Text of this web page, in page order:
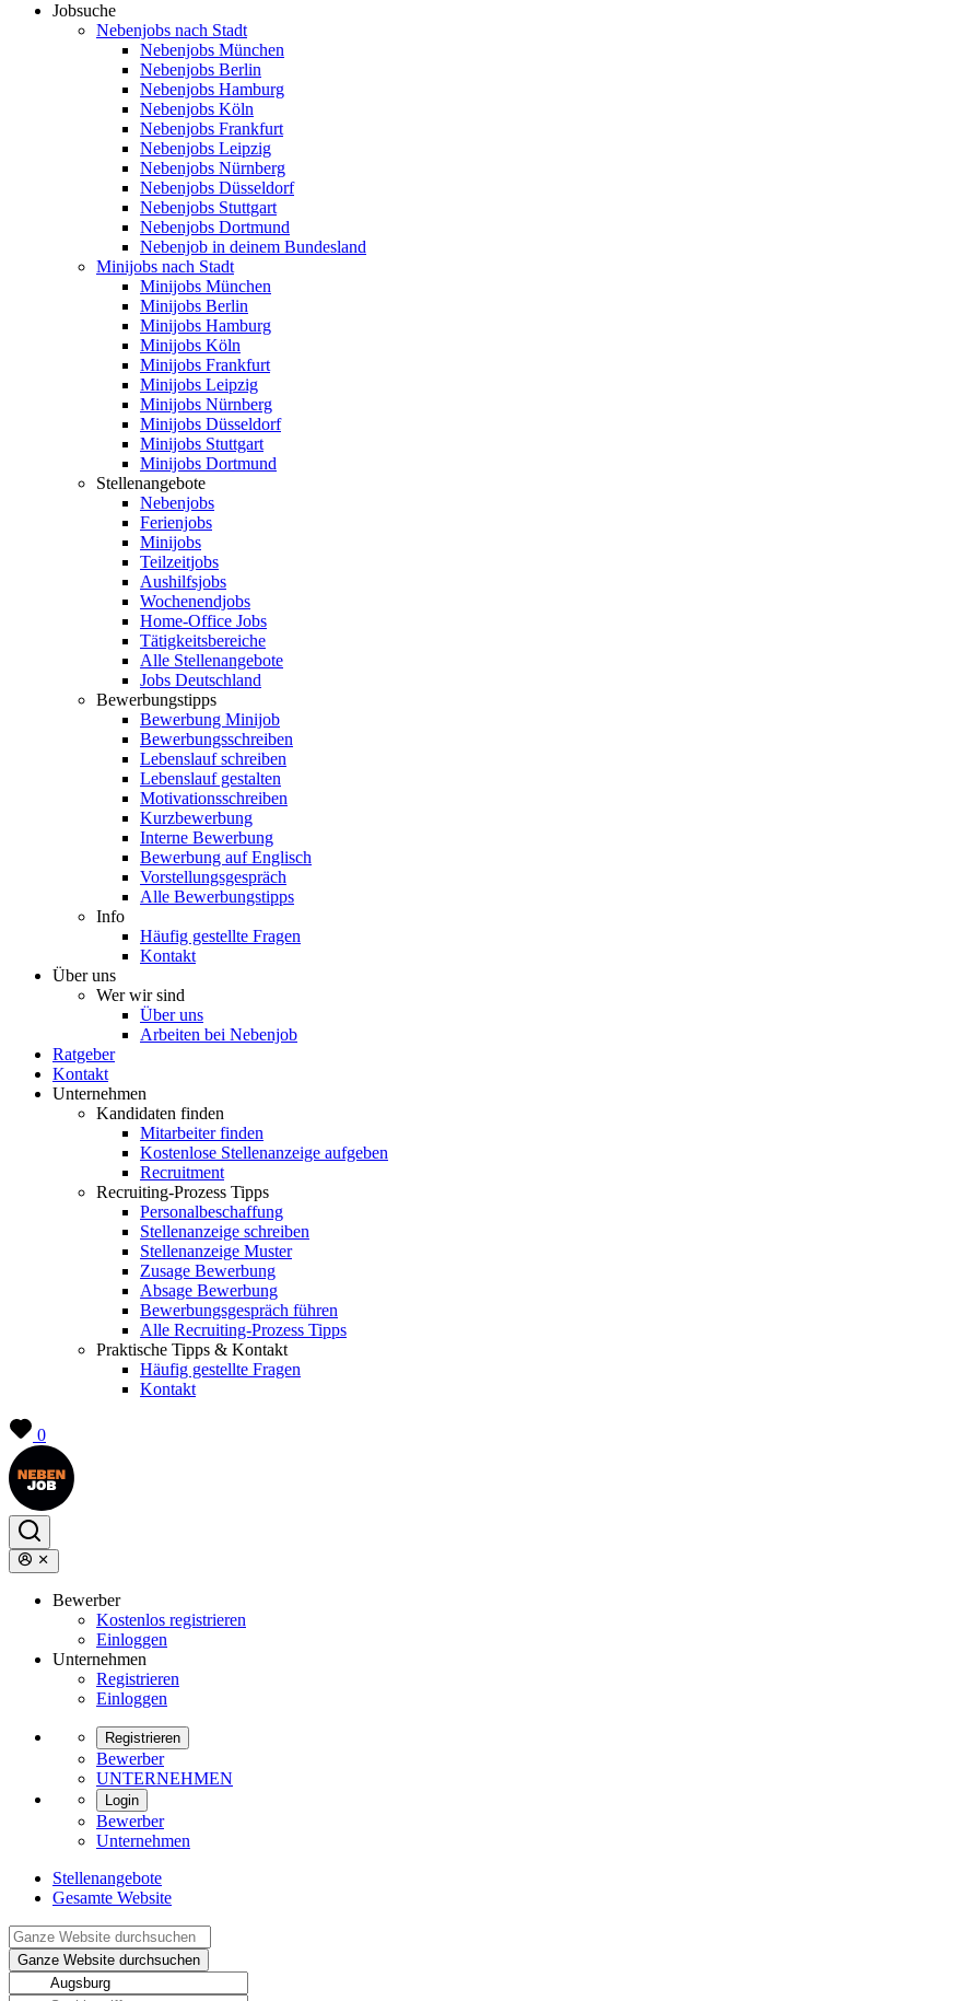
Jobsuche
Nebenjobs nach Stadt
Nebenjobs München
Nebenjobs Berlin
Nebenjobs Hamburg
Nebenjobs Köln
Nebenjobs Frankfurt
Nebenjobs Leipzig
Nebenjobs Nürnberg
Nebenjobs Düsseldorf
Nebenjobs Stuttgart
Nebenjobs Dortmund
Nebenjob in deinem Bundesland
Minijobs nach Stadt
Minijobs München
Minijobs Berlin
Minijobs Hamburg
Minijobs Köln
Minijobs Frankfurt
Minijobs Leipzig
Minijobs Nürnberg
Minijobs Düsseldorf
Minijobs Stuttgart
Minijobs Dortmund
Stellenangebote
Nebenjobs
Ferienjobs
Minijobs
Teilzeitjobs
Aushilfsjobs
Wochenendjobs
Home-Office Jobs
Tätigkeitsbereiche
Alle Stellenangebote
Jobs Deutschland
Bewerbungstipps
Bewerbung Minijob
Bewerbungsschreiben
Lebenslauf schreiben
Lebenslauf gestalten
Motivationsschreiben
Kurzbewerbung
Interne Bewerbung
Bewerbung auf Englisch
Vorstellungsgespräch
Alle Bewerbungstipps
Info
Häufig gestellte Fragen
Kontakt
Über uns
Wer wir sind
Über uns
Arbeiten bei Nebenjob
Ratgeber
Kontakt
Unternehmen
Kandidaten finden
Mitarbeiter finden
Kostenlose Stellenanzeige aufgeben
Recruitment
Recruiting-Prozess Tipps
Personalbeschaffung
Stellenanzeige schreiben
Stellenanzeige Muster
Zusage Bewerbung
Absage Bewerbung
Bewerbungsgespräch führen
Alle Recruiting-Prozess Tipps
Praktische Tipps & Kontakt
Häufig gestellte Fragen
Kontakt
0
Bewerber
Kostenlos registrieren
Einloggen
Unternehmen
Registrieren
Einloggen
Registrieren
Bewerber
UNTERNEHMEN
Login
Bewerber
Unternehmen
Stellenangebote
Gesamte Website